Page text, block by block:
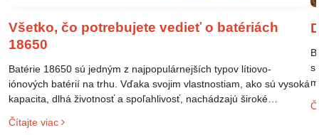
Všetko, čo potrebujete vedieť o batériách
18650
Batérie 18650 sú jedným z najpopulárnejších typov lítiovo-
iónových batérií na trhu. Vďaka svojim vlastnostiam, ako sú vysoká
kapacita, dlhá životnosť a spoľahlivosť, nachádzajú široké
po elektrické vozidlá. Pochopenie ich delenia, označovania a
Čítajte viac